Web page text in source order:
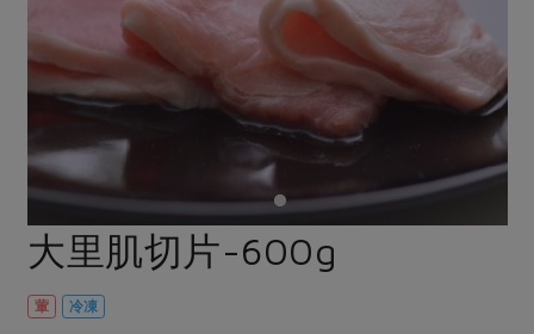
水產
水畜加工品
調理食材・點心
調味醬料/南北貨 烘焙
休閒零嘴 沖泡飲品
保健食品
料理方式
烘焙．點心
醬料
湯品．鍋物
漬物
合作25-經典快閃最後一週
合作25-精選產品第四彈
更多當季產品
議題活動
主婦聯盟X樂齡網特約優惠案
關注議題
惜食
非基改運動 支持本土農糧
廢核運動 能源議題
減添加物 減塑減廢
公益金
產品檢驗
檢驗報告
社員權益
大里肌切片-600g
葷 冷凍